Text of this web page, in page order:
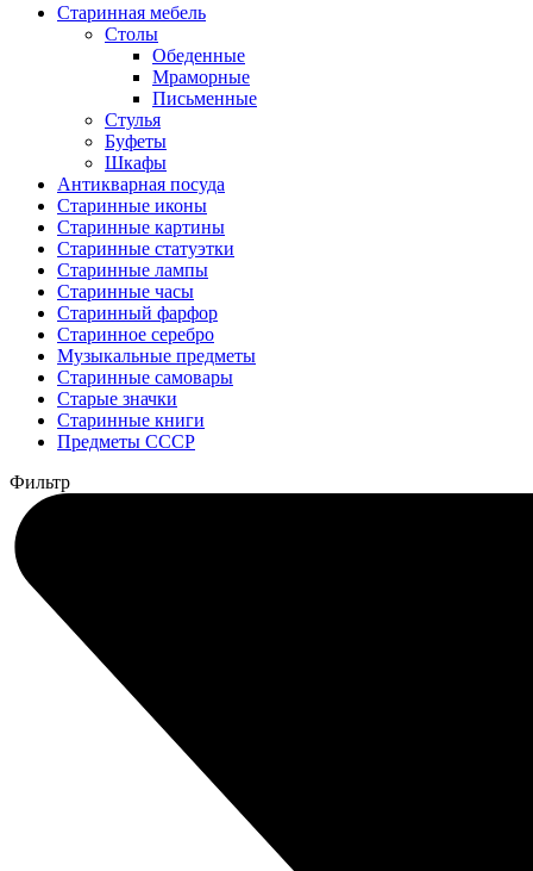
Старинная мебель
Столы
Обеденные
Мраморные
Письменные
Стулья
Буфеты
Шкафы
Антикварная посуда
Старинные иконы
Старинные картины
Старинные статуэтки
Старинные лампы
Старинные часы
Старинный фарфор
Старинное серебро
Музыкальные предметы
Старинные самовары
Старые значки
Старинные книги
Предметы СССР
Фильтр